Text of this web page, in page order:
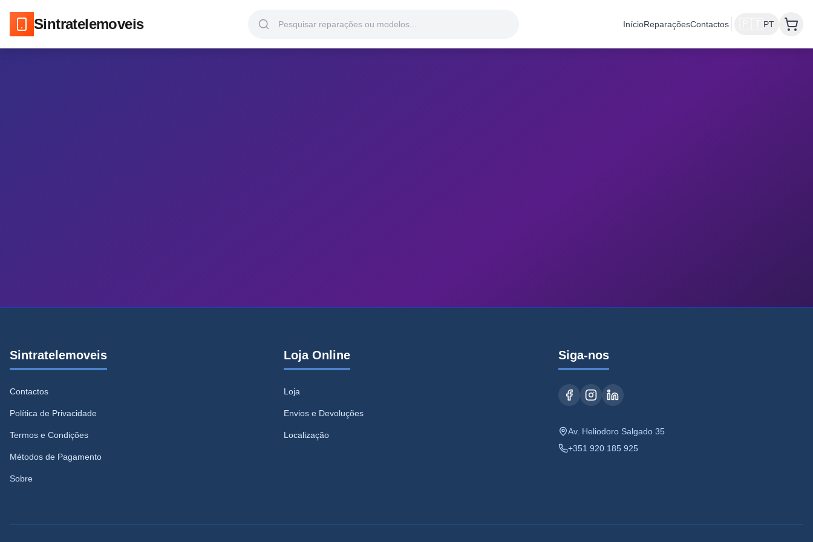
Sintratelemoveis InícioReparaçõesContactos PT
Sintratelemoveis
Contactos
Política de Privacidade
Termos e Condições
Métodos de Pagamento
Sobre
Loja Online
Loja
Envios e Devoluções
Localização
Siga-nos
Av. Heliodoro Salgado 35
+351 920 185 925